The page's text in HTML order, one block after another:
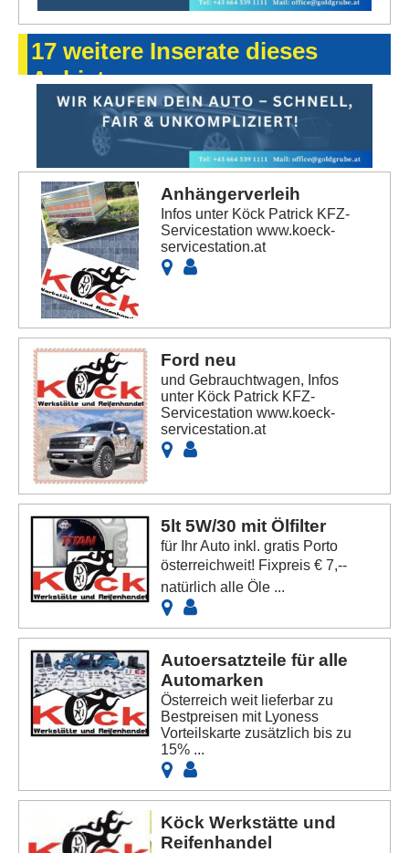
17 weitere Inserate dieses
Anbieters
Anhängerverleih
Infos unter Köck Patrick KFZ-
Servicestation www.koeck-
servicestation.at
Ford neu
und Gebrauchtwagen, Infos
unter Köck Patrick KFZ-
Servicestation www.koeck-
servicestation.at
5lt 5W/30 mit Ölfilter
für Ihr Auto inkl. gratis Porto
österreichweit! Fixpreis € 7,--
natürlich alle Öle ...
Autoersatzteile für alle
Automarken
Österreich weit lieferbar zu
Bestpreisen mit Lyoness
Vorteilskarte zusätzlich bis zu
15% ...
Köck Werkstätte und
Reifenhandel